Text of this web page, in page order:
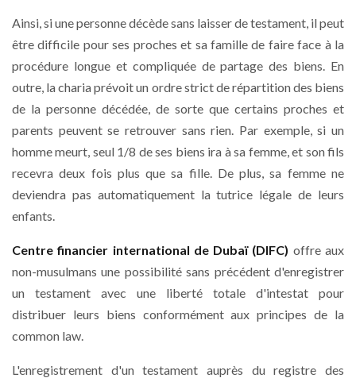
Ainsi, si une personne décède sans laisser de testament, il peut
être difficile pour ses proches et sa famille de faire face à la
procédure longue et compliquée de partage des biens. En
outre, la charia prévoit un ordre strict de répartition des biens
de la personne décédée, de sorte que certains proches et
parents peuvent se retrouver sans rien. Par exemple, si un
homme meurt, seul 1/8 de ses biens ira à sa femme, et son fils
recevra deux fois plus que sa fille. De plus, sa femme ne
deviendra pas automatiquement la tutrice légale de leurs
enfants.
Centre financier international de Dubaï (DIFC) offre aux
non-musulmans une possibilité sans précédent d'enregistrer
un testament avec une liberté totale d'intestat pour
distribuer leurs biens conformément aux principes de la
common law.
L'enregistrement d'un testament auprès du registre des